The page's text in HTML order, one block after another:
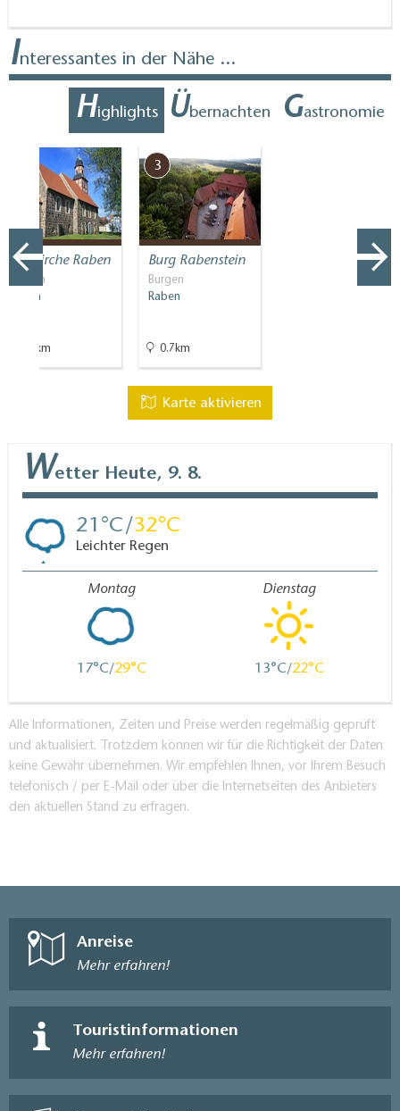
Interessantes in der Nähe ...
Highlights Übernachten Gastronomie
Dorfkirche Raben
Kirchen
Raben
0.1km
3
Burg Rabenstein
Burgen
Raben
0.7km
Karte aktivieren
Wetter Heute, 9. 8.
21 32
Leichter Regen
Montag
17 29
Dienstag
13 22
Alle Informationen, Zeiten und Preise werden regelmäßig geprüft
und aktualisiert. Trotzdem können wir für die Richtigkeit der Daten
keine Gewähr übernehmen. Wir empfehlen Ihnen, vor Ihrem Besuch
telefonisch / per E-Mail oder über die Internetseiten des Anbieters
den aktuellen Stand zu erfragen.
Anreise
Mehr erfahren!
Touristinformationen
Mehr erfahren!